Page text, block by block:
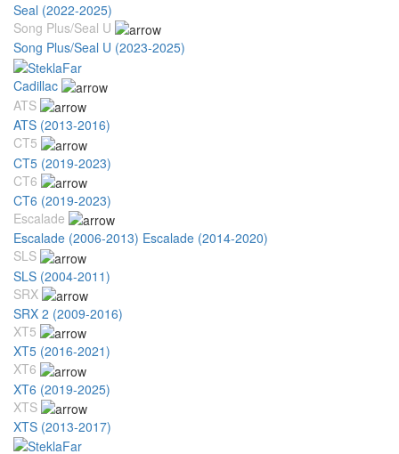
Seal (2022-2025)
Song Plus/Seal U
Song Plus/Seal U (2023-2025)
Cadillac
ATS
ATS (2013-2016)
CT5
CT5 (2019-2023)
CT6
CT6 (2019-2023)
Escalade
Escalade (2006-2013) Escalade (2014-2020)
SLS
SLS (2004-2011)
SRX
SRX 2 (2009-2016)
XT5
XT5 (2016-2021)
XT6
XT6 (2019-2025)
XTS
XTS (2013-2017)